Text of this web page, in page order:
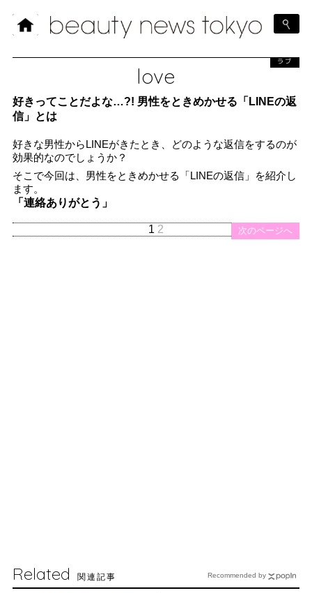
love
ラブ
好きってことだよな…?! 男性をときめかせる「LINEの返
信」とは
好きな男性からLINEがきたとき、どのような返信をするのが
効果的なのでしょうか？
そこで今回は、男性をときめかせる「LINEの返信」を紹介し
ます。
「連絡ありがとう」
次のページへ
1 2
Related 関連記事 Recommended by